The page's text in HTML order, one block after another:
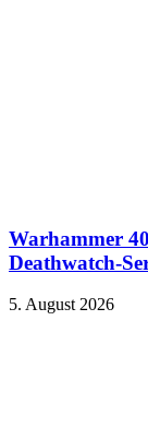
Warhammer
Deathwatch-
5. August 2026